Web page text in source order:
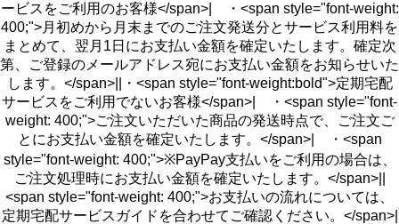
ービスをご利用のお客様</span>| ・<span style="font-weight:
400;">月初めから月末までのご注文発送分とサービス利用料を
まとめて、翌月1日にお支払い金額を確定いたします。確定次
第、ご登録のメールアドレス宛にお支払い金額をお知らせいた
します。</span>||・<span style="font-weight:bold">定期宅配
サービスをご利用でないお客様</span>| ・<span style="font-
weight: 400;">ご注文いただいた商品の発送時点で、ご注文ご
とにお支払い金額を確定いたします。</span>| ・<span
style="font-weight: 400;">※PayPay支払いをご利用の場合は、
ご注文処理時にお支払い金額を確定いたします。</span>||
<span style="font-weight: 400;">お支払いの流れについては、
定期宅配サービスガイドを合わせてご確認ください。</span>|